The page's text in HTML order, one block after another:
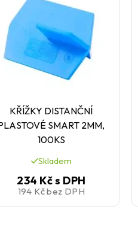
KŘÍŽKY DISTANČNÍ
SMART 2MM,
100KS
Skladem
234 Kčs DPH
194 Kčbez DPH